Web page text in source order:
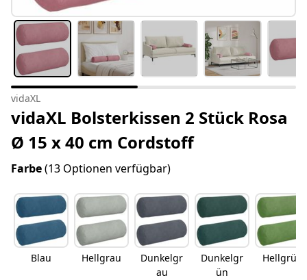
vidaXL
vidaXL Bolsterkissen 2 Stück Rosa
Ø 15 x 40 cm Cordstoff
Farbe(13 Optionen verfügbar)
Blau Hellgrau
Dunkelgr
au
Dunkelgr
ün
Hellgrün